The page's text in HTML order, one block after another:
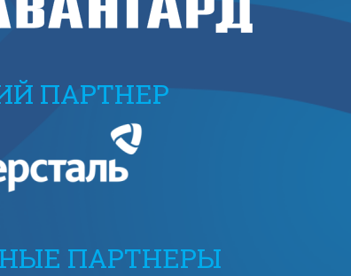
ПАРТНЕР
ПАРТНЕРЫ